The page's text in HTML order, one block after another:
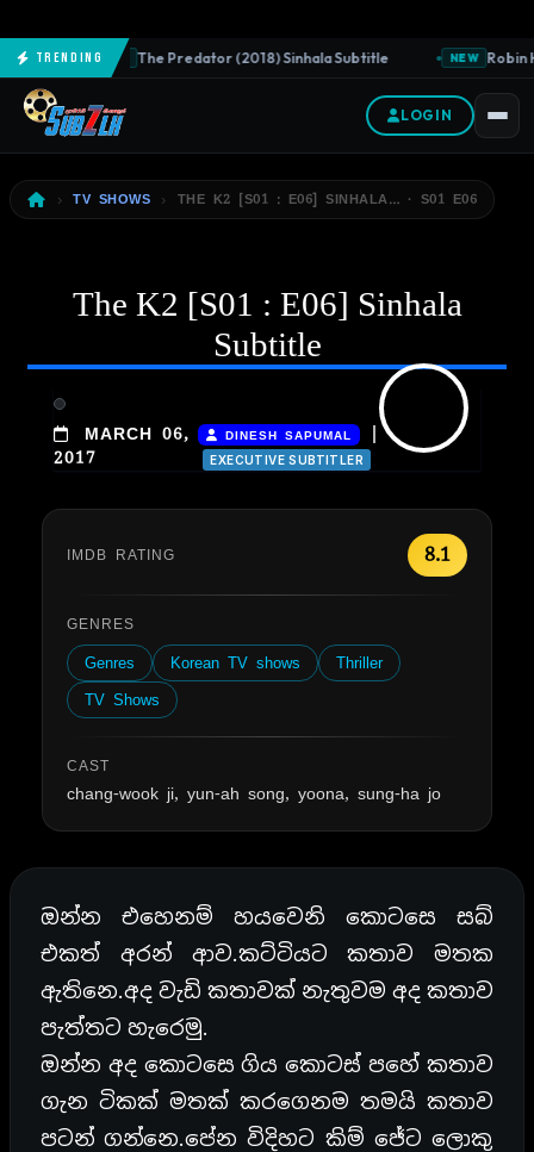
TrendingNEW The Predator (2018) Sinhala Subtitle NEW Robin
LOGIN
TV SHOWS THE K2 [S01 : E06] SINHALA… · S01 E06
The K2 [S01 : E06] Sinhala
Subtitle
MARCH 06,
2017
DINESH SAPUMAL |
EXECUTIVE SUBTITLER
IMDB RATING 8.1
GENRES
Genres Korean TV shows
Thriller
TV Shows
CAST
chang-wook ji, yun-ah song, yoona, sung-ha jo
ඔන්න එහෙනම් හයවෙනි කොටසෙ සබ්
එකත් අරන් ආව.කට්ටියට කතාව මතක
ඇතිනෙ.අද වැඩි කතාවක් නැතුවම අද කතාව
පැත්තට හැරෙමු.
ඔන්න අද කොටසෙ ගිය කොටස් පහේ කතාව
ගැන ටිකක් මතක් කරගෙනම තමයි කතාව
පටන් ගන්නෙ.පේන විදිහට කිම් ජේට ලොකු